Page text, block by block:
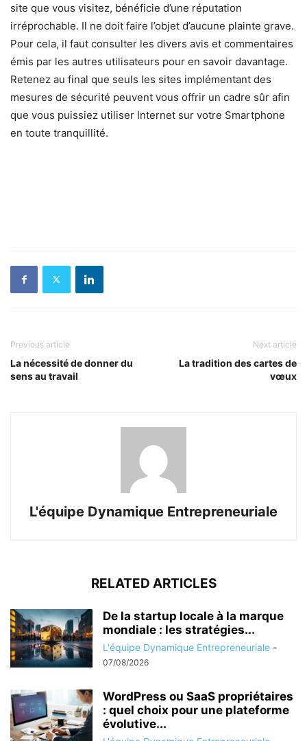
site que vous visitez, bénéficie d’une réputation
irréprochable. Il ne doit faire l’objet d’aucune plainte grave.
Pour cela, il faut consulter les divers avis et commentaires
émis par les autres utilisateurs pour en savoir davantage.
Retenez au final que seuls les sites implémentant des
mesures de sécurité peuvent vous offrir un cadre sûr afin
que vous puissiez utiliser Internet sur votre Smartphone
en toute tranquillité.
Previous article
La nécessité de donner du
sens au travail
Next article
La tradition des cartes de
vœux
L'équipe Dynamique Entrepreneuriale
RELATED ARTICLES
De la startup locale à la marque
mondiale : les stratégies...
L'équipe Dynamique Entrepreneuriale -
07/08/2026
WordPress ou SaaS propriétaires
: quel choix pour une plateforme
évolutive...